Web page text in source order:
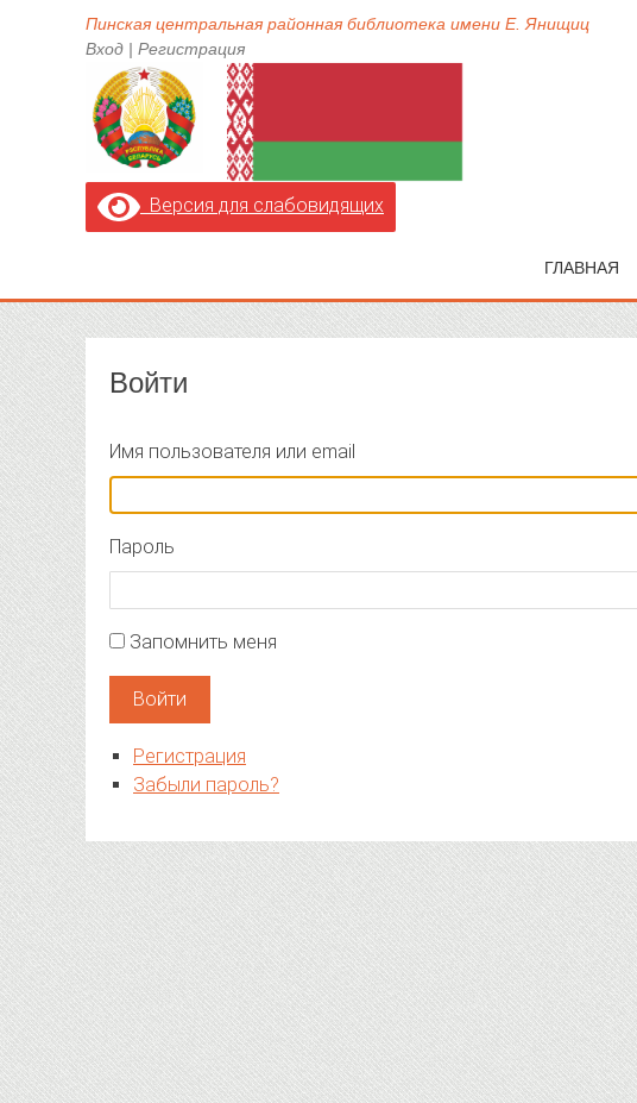
Пинская центральная районная библиотека имени Е. Янищиц
Вход | Регистрация
Версия для слабовидящих
ГЛАВНАЯ
Войти
Имя пользователя или email
Пароль
Запомнить меня
Войти
Регистрация
Забыли пароль?